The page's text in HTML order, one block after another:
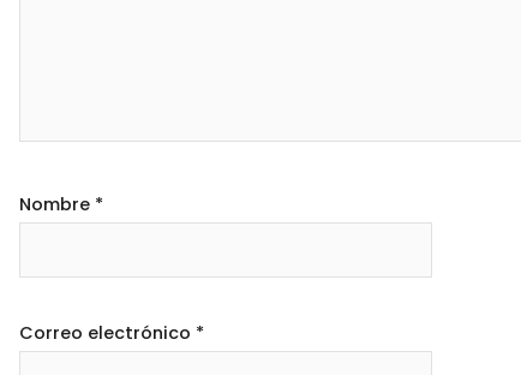
Nombre *
Correo electrónico *